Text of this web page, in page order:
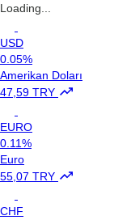
Loading...
USD
0.05%
Amerikan Doları
47,59 TRY
EURO
0.11%
Euro
55,07 TRY
CHF